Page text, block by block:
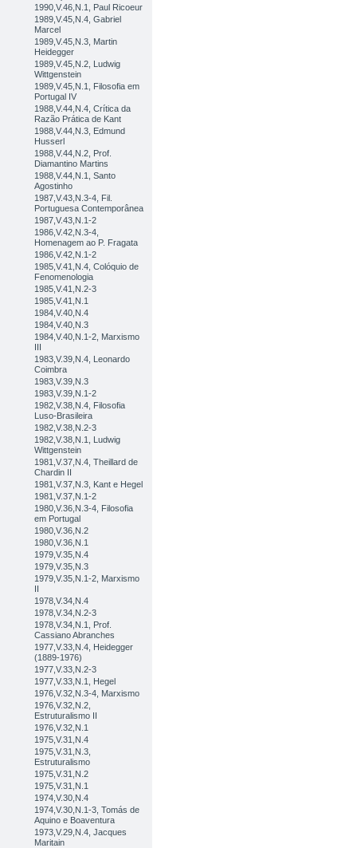
1990,V.46,N.1, Paul Ricoeur
1989,V.45,N.4, Gabriel
Marcel
1989,V.45,N.3, Martin
Heidegger
1989,V.45,N.2, Ludwig
Wittgenstein
1989,V.45,N.1, Filosofia em
Portugal IV
1988,V.44,N.4, Crítica da
Razão Prática de Kant
1988,V.44,N.3, Edmund
Husserl
1988,V.44,N.2, Prof.
Diamantino Martins
1988,V.44,N.1, Santo
Agostinho
1987,V.43,N.3-4, Fil.
Portuguesa Contemporânea
1987,V.43,N.1-2
1986,V.42,N.3-4,
Homenagem ao P. Fragata
1986,V.42,N.1-2
1985,V.41,N.4, Colóquio de
Fenomenologia
1985,V.41,N.2-3
1985,V.41,N.1
1984,V.40,N.4
1984,V.40,N.3
1984,V.40,N.1-2, Marxismo
III
1983,V.39,N.4, Leonardo
Coimbra
1983,V.39,N.3
1983,V.39,N.1-2
1982,V.38,N.4, Filosofia
Luso-Brasileira
1982,V.38,N.2-3
1982,V.38,N.1, Ludwig
Wittgenstein
1981,V.37,N.4, Theillard de
Chardin II
1981,V.37,N.3, Kant e Hegel
1981,V.37,N.1-2
1980,V.36,N.3-4, Filosofia
em Portugal
1980,V.36,N.2
1980,V.36,N.1
1979,V.35,N.4
1979,V.35,N.3
1979,V.35,N.1-2, Marxismo
II
1978,V.34,N.4
1978,V.34,N.2-3
1978,V.34,N.1, Prof.
Cassiano Abranches
1977,V.33,N.4, Heidegger
(1889-1976)
1977,V.33,N.2-3
1977,V.33,N.1, Hegel
1976,V.32,N.3-4, Marxismo
1976,V.32,N.2,
Estruturalismo II
1976,V.32,N.1
1975,V.31,N.4
1975,V.31,N.3,
Estruturalismo
1975,V.31,N.2
1975,V.31,N.1
1974,V.30,N.4
1974,V.30,N.1-3, Tomás de
Aquino e Boaventura
1973,V.29,N.4, Jacques
Maritain